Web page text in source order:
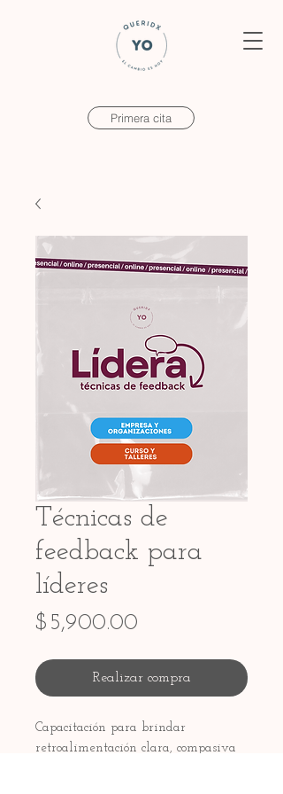
Primera cita
Técnicas de
feedback para
líderes
$5,900.00
Realizar compra
Capacitación para brindar
retroalimentación clara, compasiva